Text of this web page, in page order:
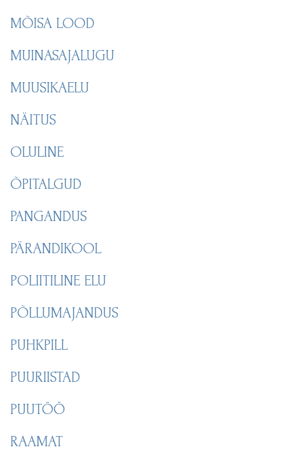
MÕISA LOOD
MUINASAJALUGU
MUUSIKAELU
NÄITUS
OLULINE
ÕPITALGUD
PANGANDUS
PÄRANDIKOOL
POLIITILINE ELU
PÕLLUMAJANDUS
PUHKPILL
PUURIISTAD
PUUTÖÖ
RAAMAT